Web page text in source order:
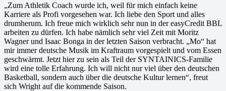
„Zum Athletik Coach wurde ich, weil für mich einfach keine
Karriere als Profi vorgesehen war. Ich liebe den Sport und alles
drumherum. Ich freue mich wirklich sehr nun in der easyCredit BBL
arbeiten zu dürfen. Ich habe nämlich sehr viel Zeit mit Moritz
Wagner und Isaac Bonga in der letzten Saison verbracht. „Mo“ hat
mir immer deutsche Musik im Kraftraum vorgespielt und vom Essen
geschwärmt. Jetzt hier zu sein als Teil der SYNTAINICS-Familie
wird eine tolle Erfahrung. Ich will nicht nur viel über den deutschen
Basketball, sondern auch über die deutsche Kultur lernen“, freut
sich Wright auf die kommende Saison.